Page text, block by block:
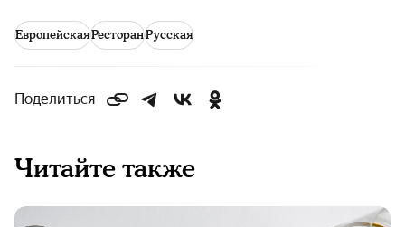
ЕвропейскаяРесторанРусская
Поделиться
Читайте также